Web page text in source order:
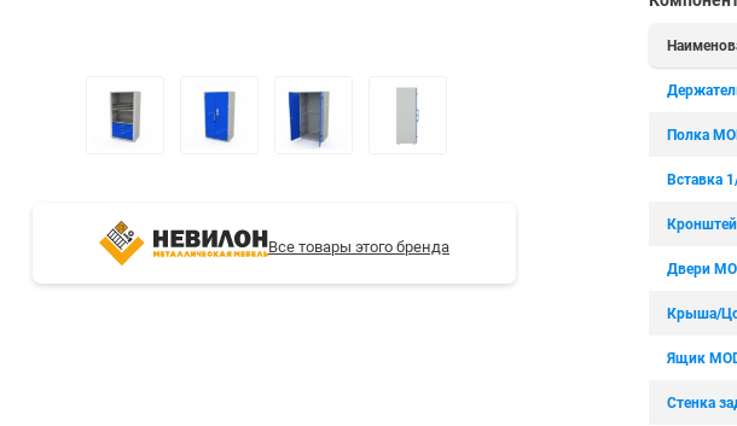
Подпятники
Разделители для
ПО КОЛ-ВУ ПОЛОК
Все товары этого бренда
Полка
Вставка
Двери
Крыша/
Ящик
Стенка